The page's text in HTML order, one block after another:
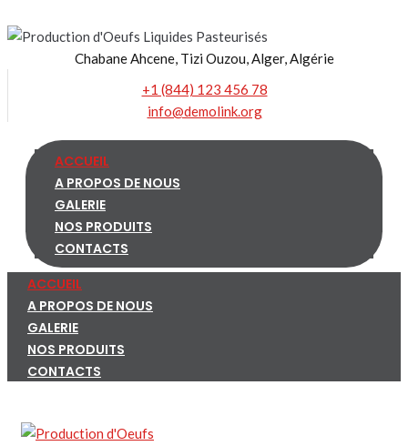
to
Chabane Ahcene, Tizi Ouzou, Alger, Algérie
+1 (844) 123 456 78
info@demolink.org
ACCUEIL
A PROPOS DE NOUS
GALERIE
NOS PRODUITS
CONTACTS
ACCUEIL
A PROPOS DE NOUS
GALERIE
NOS PRODUITS
CONTACTS